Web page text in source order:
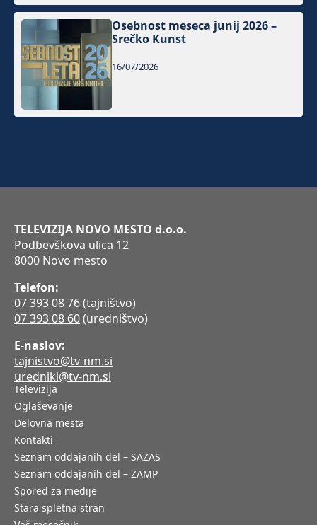
Osebnost meseca junij 2026 –
Srečko Kunst
16/07/2026
TELEVIZIJA NOVO MESTO d.o.o.
Podbevškova ulica 12
8000 Novo mesto
Telefon:
07 393 08 76(tajništvo)
07 393 08 60(uredništvo)
E-naslov:
tajnistvo@tv-nm.si
uredniki@tv-nm.si
Televizija
Oglaševanje
Delovna mesta
Kontakti
Seznam oddajanih del – SAZAS
Seznam oddajanih del – ZAMP
Spored za medije
Stara spletna stran